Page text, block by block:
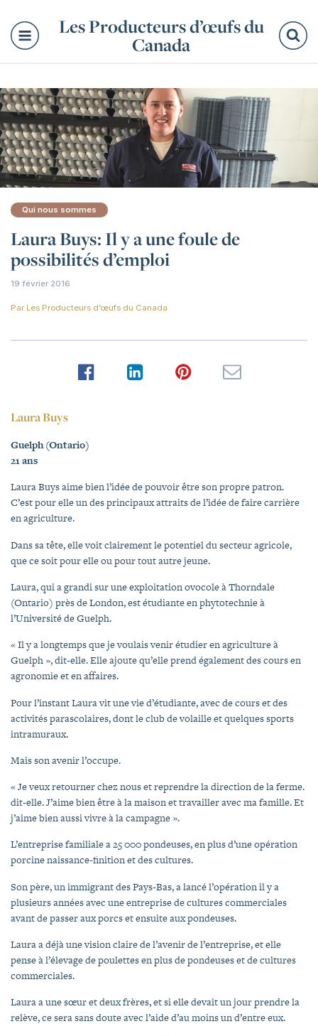
Les Producteurs d’œufs du
Canada
Qui nous sommes
Laura Buys: Il y a une foule de
possibilités d’emploi
19 février 2016
Par Les Producteurs d’œufs du Canada
Laura Buys
Guelph (Ontario)
21 ans
Laura Buys aime bien l’idée de pouvoir être son propre patron.
C’est pour elle un des principaux attraits de l’idée de faire carrière
en agriculture.
Dans sa tête, elle voit clairement le potentiel du secteur agricole,
que ce soit pour elle ou pour tout autre jeune.
Laura, qui a grandi sur une exploitation ovocole à Thorndale
(Ontario) près de London, est étudiante en phytotechnie à
l’Université de Guelph.
« Il y a longtemps que je voulais venir étudier en agriculture à
Guelph », dit-elle. Elle ajoute qu’elle prend également des cours en
agronomie et en affaires.
Pour l’instant Laura vit une vie d’étudiante, avec de cours et des
activités parascolaires, dont le club de volaille et quelques sports
intramuraux.
Mais son avenir l’occupe.
« Je veux retourner chez nous et reprendre la direction de la ferme.
dit-elle. J’aime bien être à la maison et travailler avec ma famille. Et
j’aime bien aussi vivre à la campagne ».
L’entreprise familiale a 25 000 pondeuses, en plus d’une opération
porcine naissance-finition et des cultures.
Son père, un immigrant des Pays-Bas, a lancé l’opération il y a
plusieurs années avec une entreprise de cultures commerciales
avant de passer aux porcs et ensuite aux pondeuses.
Laura a déjà une vision claire de l’avenir de l’entreprise, et elle
pense à l’élevage de poulettes en plus de pondeuses et de cultures
commerciales.
Laura a une sœur et deux frères, et si elle devait un jour prendre la
relève, ce sera sans doute avec l’aide d’au moins un d’entre eux.